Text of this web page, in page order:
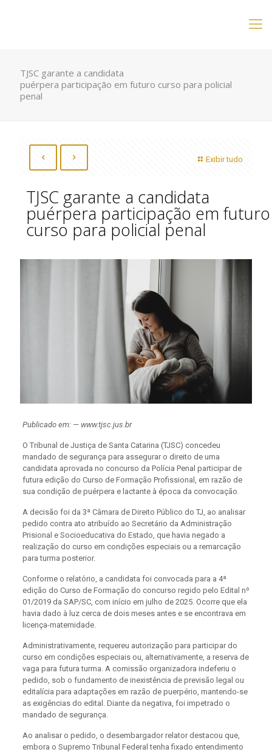
TJSC garante a candidata
puérpera participação em futuro curso para policial
penal
Exibir tudo
TJSC garante a candidata
puérpera participação em futuro
curso para policial penal
Publicado em: — www.tjsc.jus.br
O Tribunal de Justiça de Santa Catarina (TJSC) concedeu
mandado de segurança para assegurar o direito de uma
candidata aprovada no concurso da Polícia Penal participar de
futura edição do Curso de Formação Profissional, em razão de
sua condição de puérpera e lactante à época da convocação.
A decisão foi da 3ª Câmara de Direito Público do TJ, ao analisar
pedido contra ato atribuído ao Secretário da Administração
Prisional e Socioeducativa do Estado, que havia negado a
realização do curso em condições especiais ou a remarcação
para turma posterior.
Conforme o relatório, a candidata foi convocada para a 4ª
edição do Curso de Formação do concurso regido pelo Edital nº
01/2019 da SAP/SC, com início em julho de 2025. Ocorre que ela
havia dado à luz cerca de dois meses antes e se encontrava em
licença-maternidade.
Administrativamente, requereu autorização para participar do
curso em condições especiais ou, alternativamente, a reserva de
vaga para futura turma. A comissão organizadora indeferiu o
pedido, sob o fundamento de inexistência de previsão legal ou
editalícia para adaptações em razão de puerpério, mantendo-se
as exigências do edital. Diante da negativa, foi impetrado o
mandado de segurança.
Ao analisar o pedido, o desembargador relator destacou que,
embora o Supremo Tribunal Federal tenha fixado entendimento